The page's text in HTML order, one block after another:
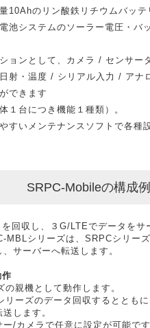
10Ahのリン酸鉄リチウムバッテ
池システムのソーラー電圧・バ
ョンとして、カメラ / センサ
射・温度 / シリアル入力 / アナ
できます
体１台につき機能１種類）。
すいメンテナンスソフトで各種
SRPC-Mobileの構成例
回収し、３G/LTEでデータをサ
シリーズは、SRPCシリー
サーバーへ転送します。
親機として動作します。
リーズのデータ回収するととも
します。
/カメラで任意に設定が可能です